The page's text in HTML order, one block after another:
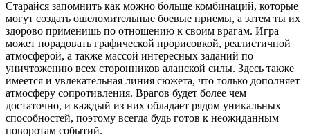
Старайся запомнить как можно больше комбинаций, которые
могут создать ошеломительные боевые приемы, а затем ты их
здорово применишь по отношению к своим врагам. Игра
может порадовать графической прорисовкой, реалистичной
атмосферой, а также массой интересных заданий по
уничтожению всех сторонников аланской силы. Здесь также
имеется и увлекательная линия сюжета, что только дополняет
атмосферу сопротивления. Врагов будет более чем
достаточно, и каждый из них обладает рядом уникальных
способностей, поэтому всегда будь готов к неожиданным
поворотам событий.